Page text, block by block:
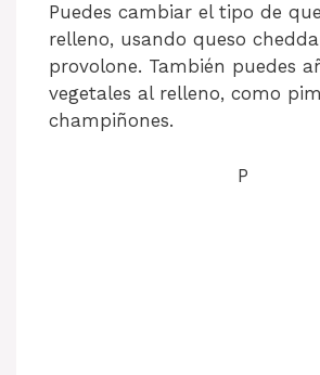
Puedes cambiar el tipo de
relleno, usando queso
provolone. También puedes
vegetales al relleno, como
champiñones.
P